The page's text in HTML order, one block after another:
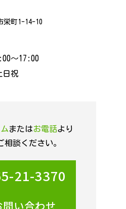
栄町1-14-10
～17:00
日祝
またはお電話より
相談ください。
21-3370
問い合わせ